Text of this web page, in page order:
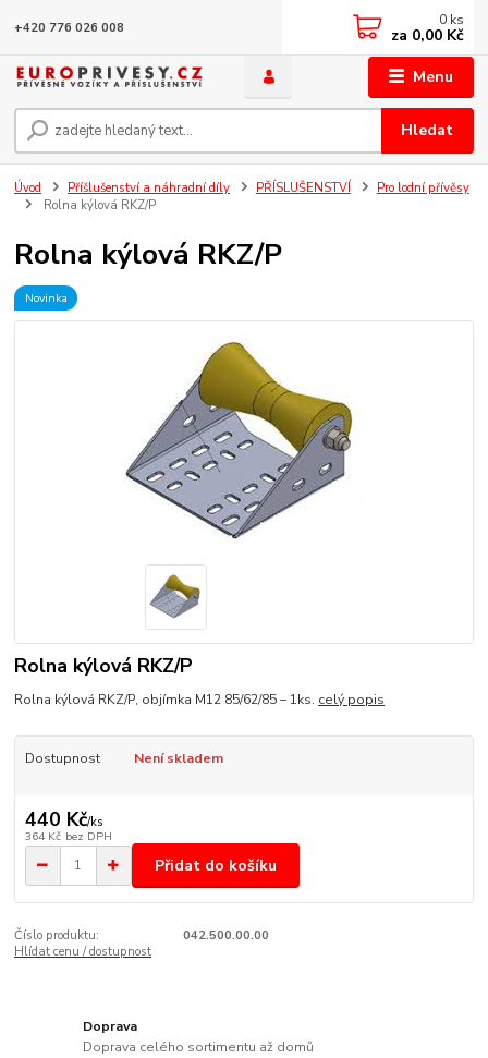
Menu
Hledat
+420 776 026 008 0 ks
za 0,00 Kč
Úvod Příšlušenství a náhradní díly PŘÍSLUŠENSTVÍ
Pro lodní přívěsy
Rolna kýlová RKZ/P
Rolna kýlová RKZ/P
Novinka
Rolna kýlová RKZ/P
Rolna kýlová RKZ/P, objímka M12 85/62/85 – 1ks. celý popis
Dostupnost Není skladem
440 Kč/ks
364 Kč bez DPH
Přidat do košíku
Číslo produktu:
042.500.00.00
Hlídat cenu / dostupnost
Doprava
Doprava celého sortimentu až domů